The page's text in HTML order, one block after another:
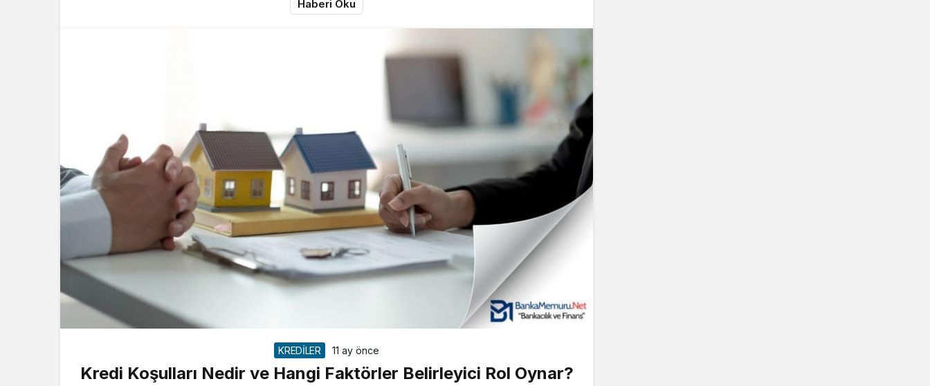
Haberi Oku
KREDİLER 11 ay önce
Kredi Koşulları Nedir ve Hangi Faktörler Belirleyici Rol Oynar?